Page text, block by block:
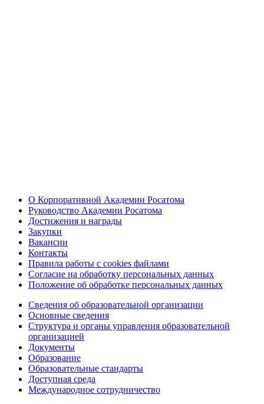
О Корпоративной Академии Росатома
Руководство Академии Росатома
Достижения и награды
Закупки
Вакансии
Контакты
Правила работы с cookies файлами
Согласие на обработку персональных данных
Положение об обработке персональных данных
Сведения об образовательной организации
Основные сведения
Структура и органы управления образовательной
организацией
Документы
Образование
Образовательные стандарты
Доступная среда
Международное сотрудничество